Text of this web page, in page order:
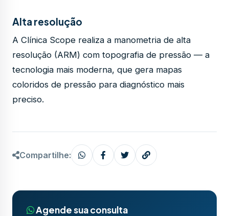
Alta resolução
A Clínica Scope realiza a manometria de alta
resolução (ARM) com topografia de pressão — a
tecnologia mais moderna, que gera mapas
coloridos de pressão para diagnóstico mais
preciso.
Compartilhe:
Agende sua consulta